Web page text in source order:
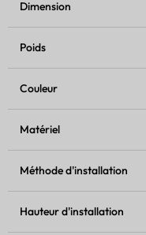
Dimension
Poids
Couleur
Matériel
Méthode d'installation
Hauteur d'installation